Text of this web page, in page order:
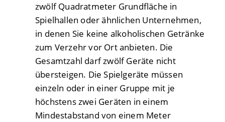
zwölf Quadratmeter Grundfläche in
Spielhallen oder ähnlichen Unternehmen,
in denen Sie keine alkoholischen Getränke
zum Verzehr vor Ort anbieten. Die
Gesamtzahl darf zwölf Geräte nicht
übersteigen. Die Spielgeräte müssen
einzeln oder in einer Gruppe mit je
höchstens zwei Geräten in einem
Mindestabstand von einem Meter